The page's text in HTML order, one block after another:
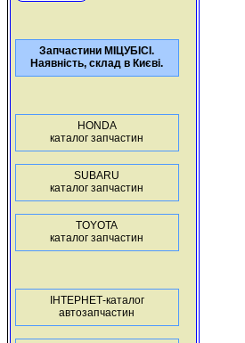
Запчастини МІЦУБІСІ.
Наявність, склад в Києві.
HONDA
каталог запчастин
SUBARU
каталог запчастин
TOYOTA
каталог запчастин
ІНТЕРНЕТ-каталог
автозапчастин